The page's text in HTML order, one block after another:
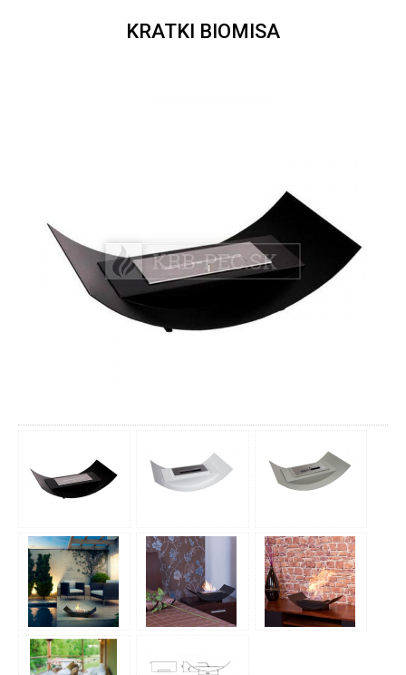
KRATKI BIOMISA